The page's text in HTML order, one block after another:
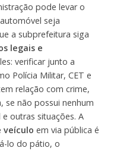
pode levar o
seja
a subprefeitura siga
legais e
verificar junto a
Polícia Militar, CET e
relação com crime,
se não possui nenhum
outras situações. A
veículo em via pública é
lo do pátio, o